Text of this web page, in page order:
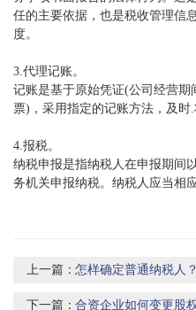
任的主要依据，也是税收管理信
度。
3.代理记账。
记账是基于原始凭证(公司经营
票)，采用指定的记账方法，及时
4.报税。
纳税申报是指纳税人在申报期间
务机关申报纳税。纳税人应当相
上一篇：怎样确定普通纳税人？
下一篇：合资企业如何变更股